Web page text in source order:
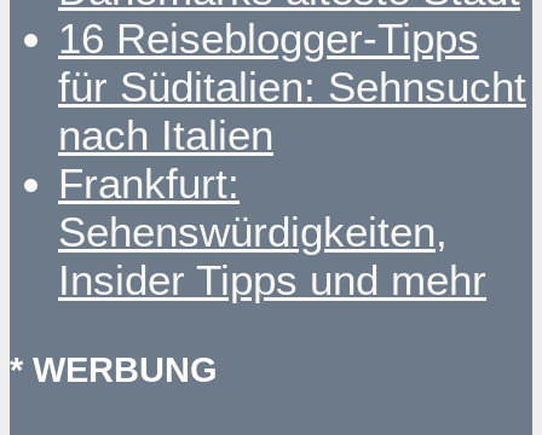
16 Reiseblogger-Tipps
für Süditalien: Sehnsucht
nach Italien
Frankfurt:
Sehenswürdigkeiten,
Insider Tipps und mehr
* WERBUNG